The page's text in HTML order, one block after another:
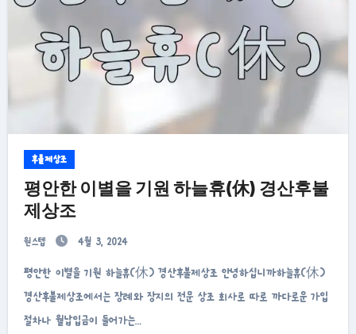
후불제상조
평안한 이별을 기원 하늘휴(休) 경산후불
제상조
원스텝 4월 3, 2024
평안한 이별을 기원 하늘휴(休) 경산후불제상조 안녕하십니까하늘휴(休)
경산후불제상조에서는 장례와 장지의 전문 상조 회사로 따로 까다로운 가입
절차나 월납입금이 들어가는…